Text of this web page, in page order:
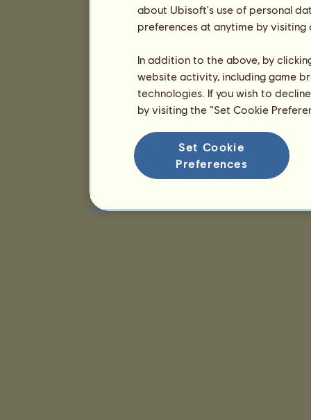
about Ubisoft's use of personal
preferences at anytime by
In addition to the above, by
website activity, including game
technologies. If you wish to
by visiting the “Set Cookie
Set Cookie
Preferences